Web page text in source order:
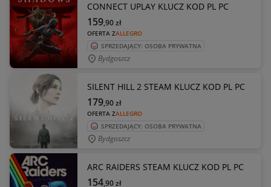
CONNECT UPLAY KLUCZ KOD PL PC
OFERTA ZALLEGRO
159,90zł
SPRZEDAJĄCY: OSOBA PRYWATNA
Bydgoszcz
SILENT HILL 2 STEAM KLUCZ KOD PL PC
OFERTA ZALLEGRO
179,90zł
SPRZEDAJĄCY: OSOBA PRYWATNA
Bydgoszcz
ARC RAIDERS STEAM KLUCZ KOD PL PC
154,90zł